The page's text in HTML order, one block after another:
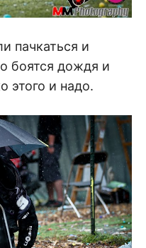
пачкаться и
боятся дождя и
этого и надо.